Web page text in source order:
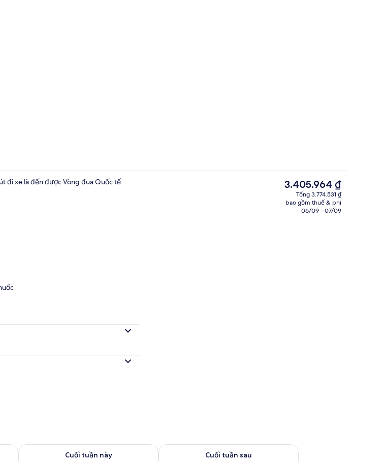
đi xe là đến được Vòng đua Quốc tế
Giá
hiện
tại
3.405.964 ₫
Tổng 3.774.531 ₫
bao gồm thuế & phí
06/09 - 07/09
8 9 - thg 8 10
Cuối tuần này
Kiểm tra lượng phòng cuối tuần này từ thg 8 14 - thg 8 16
Cuối tuần sau
Kiểm tra lượng phòng cuối tuần tới từ thg 8 21 - thg 8 23